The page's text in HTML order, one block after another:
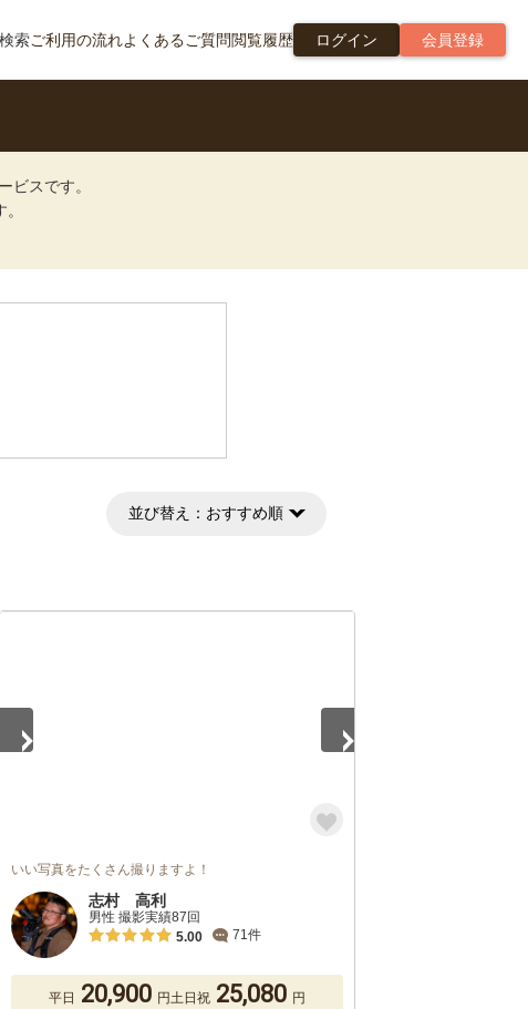
索ご利用の流れよくあるご質問閲覧履歴 ログイン 会員登録
ビスです。
並び替え： おすすめ順
いい写真をたくさん撮りますよ！
志村 高利
男性 撮影実績87回
5.00
71件
平日 20,900 円土日祝 25,080 円